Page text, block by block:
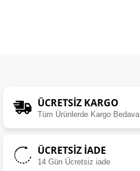
ÜCRETSIZ KARGO
Tüm Ürünlerde Kargo Bedava
ÜCRETSIZ İADE
14 Gün Ücretsiz iade